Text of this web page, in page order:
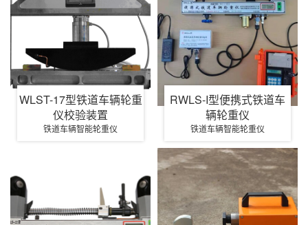
WLST-17型铁道车辆轮重
仪校验装置
铁道车辆智能轮重仪
RWLS-I型便携式铁道车
辆轮重仪
铁道车辆智能轮重仪